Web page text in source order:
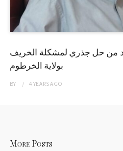
من حل جذري لمشكلة الخريف
بولاية الخرطوم
BY 4 YEARSAGO
More Posts